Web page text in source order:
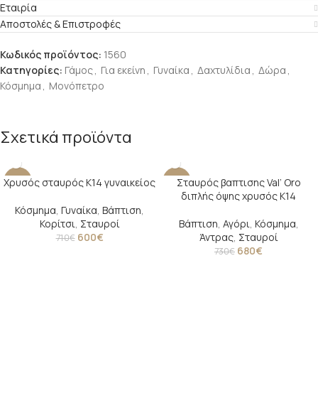
Εταιρία
Αποστολές & Επιστροφές
Κωδικός προϊόντος: 1560
Κατηγορίες: Γάμος, Για εκείνη , Γυναίκα , Δαχτυλίδια , Δώρα ,
Κόσμημα , Μονόπετρο
Σχετικά προϊόντα
-15%
Χρυσός σταυρός Κ14 γυναικείος
Κόσμημα, Γυναίκα, Βάπτιση,
Κορίτσι, Σταυροί
710€ 600€
-7%
Σταυρός βαπτισης Val’ Oro
διπλής όψης χρυσός Κ14
Βάπτιση, Αγόρι, Κόσμημα,
Άντρας, Σταυροί
730€ 680€